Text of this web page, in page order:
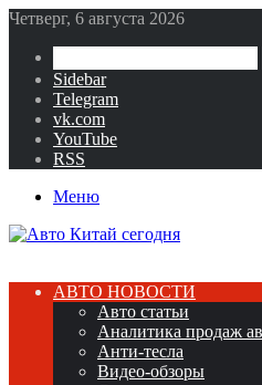
Четверг, 6 августа 2026
Sidebar
Telegram
vk.com
YouTube
RSS
Меню
АВТО НОВОСТИ
Авто статьи
Аналитика продаж
Анти-тесла
Видео-обзоры